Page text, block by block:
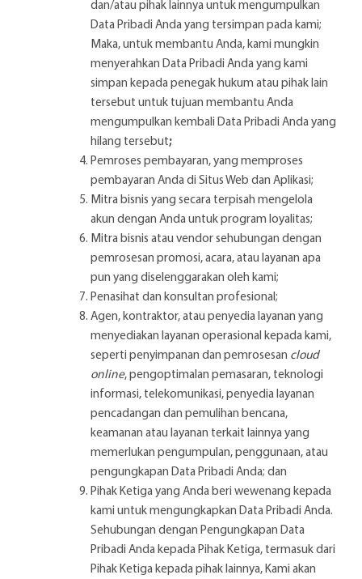
dan/atau pihak lainnya untuk mengumpulkan
Data Pribadi Anda yang tersimpan pada kami;
Maka, untuk membantu Anda, kami mungkin
menyerahkan Data Pribadi Anda yang kami
simpan kepada penegak hukum atau pihak lain
tersebut untuk tujuan membantu Anda
mengumpulkan kembali Data Pribadi Anda yang
hilang tersebut;
Pemroses pembayaran, yang memproses
pembayaran Anda di Situs Web dan Aplikasi;
Mitra bisnis yang secara terpisah mengelola
akun dengan Anda untuk program loyalitas;
Mitra bisnis atau vendor sehubungan dengan
pemrosesan promosi, acara, atau layanan apa
pun yang diselenggarakan oleh kami;
Penasihat dan konsultan profesional;
Agen, kontraktor, atau penyedia layanan yang
menyediakan layanan operasional kepada kami,
seperti penyimpanan dan pemrosesan cloud
online, pengoptimalan pemasaran, teknologi
informasi, telekomunikasi, penyedia layanan
pencadangan dan pemulihan bencana,
keamanan atau layanan terkait lainnya yang
memerlukan pengumpulan, penggunaan, atau
pengungkapan Data Pribadi Anda; dan
Pihak Ketiga yang Anda beri wewenang kepada
kami untuk mengungkapkan Data Pribadi Anda.
Sehubungan dengan Pengungkapan Data
Pribadi Anda kepada Pihak Ketiga, termasuk dari
Pihak Ketiga kepada pihak lainnya, Kami akan